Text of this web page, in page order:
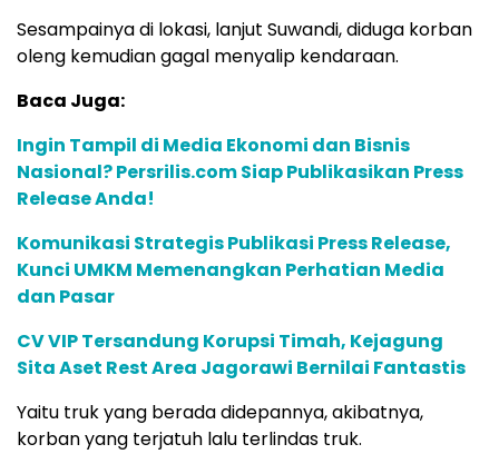
Sesampainya di lokasi, lanjut Suwandi, diduga korban
oleng kemudian gagal menyalip kendaraan.
Baca Juga:
Ingin Tampil di Media Ekonomi dan Bisnis
Nasional? Persrilis.com Siap Publikasikan Press
Release Anda!
Komunikasi Strategis Publikasi Press Release,
Kunci UMKM Memenangkan Perhatian Media
dan Pasar
CV VIP Tersandung Korupsi Timah, Kejagung
Sita Aset Rest Area Jagorawi Bernilai Fantastis
Yaitu truk yang berada didepannya, akibatnya,
korban yang terjatuh lalu terlindas truk.